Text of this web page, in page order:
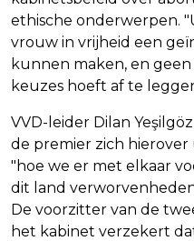
ethische onderwerpen.
vrouw in vrijheid een
kunnen maken, en
keuzes hoeft af te
VVD-leider Dilan
de premier zich
"hoe we er met elkaar
dit land
De voorzitter van de
het kabinet verzekert